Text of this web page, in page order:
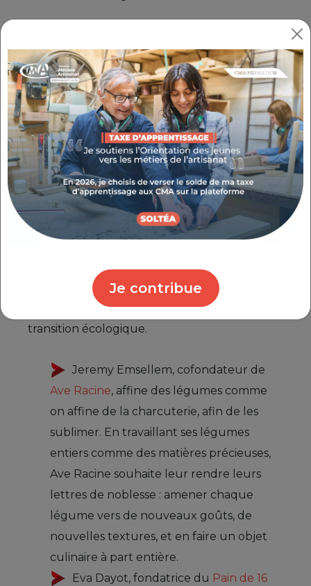
Je contribue
l’économie marchande en Région, soit 20% de
son PIB, les entreprises artisanales ont un rôle
clé à jouer dans l’adaptation aux défis
climatiques en cours et à venir… De l'intérêt
de développer des passerelles entre les
acteurs du territoire, mettre en lumière les
initiatives remarquables, accompagner et
soutenir l’artisanat.
LES ARTISANS ET ACTEURS DU TERRITOIRE À
L'HONNEUR
Rhône, deux artisans, une collectivité, une
architecte et une association ont été invités à
transition écologique.
Jeremy Emsellem, cofondateur de
Ave Racine, affine des légumes comme
on affine de la charcuterie, afin de les
sublimer. En travaillant ses légumes
entiers comme des matières précieuses,
Ave Racine souhaite leur rendre leurs
lettres de noblesse : amener chaque
légume vers de nouveaux goûts, de
nouvelles textures, et en faire un objet
culinaire à part entière.
Eva Dayot, fondatrice du Pain de 16